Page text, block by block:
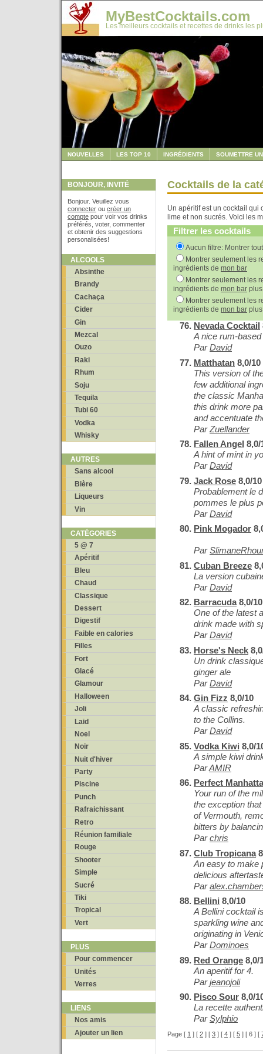
MyBestCocktails.com
Les meilleurs cocktails et recettes de drinks les
NOUVELLES LES TOP 10 INGRÉDIENTS SOUMETTRE
BONJOUR, INVITÉ
Bonjour. Veuillez vous
connecter ou créer un
compte pour voir vos drinks
préférés, voter, commenter
et obtenir des suggestions
personalisées!
ALCOOLS
Absinthe
Brandy
Cachaça
Cider
Gin
Mezcal
Ouzo
Raki
Rhum
Soju
Tequila
Tubi 60
Vodka
Whisky
AUTRES
Sans alcool
Bière
Liqueurs
Vin
CATÉGORIES
5 @ 7
Apéritif
Bleu
Chaud
Classique
Dessert
Digestif
Faible en calories
Filles
Fort
Glacé
Glamour
Halloween
Joli
Laid
Noel
Noir
Nuit d'hiver
Party
Piscine
Punch
Rafraichissant
Retro
Réunion familiale
Rouge
Shooter
Simple
Sucré
Tiki
Tropical
Vert
PLUS
Pour commencer
Unités
Verres
LIENS
Nos amis
Ajouter un lien
Cocktails de la
Un apéritif est un cocktail qui
lime et non sucrés. Voici les
Filtrer les cocktails
Aucun filtre: Montrer
Montrer seulement les
ingrédients de mon bar
Montrer seulement les
ingrédients de mon bar
Montrer seulement les
ingrédients de mon bar
Nevada Cocktail
A nice rum-
ParDavid
Matthatan 8,0/10
This version of
few additional
the classic
this drink more
and accentuate
ParZuellander
Fallen Angel 8,0/
A hint of mint in
ParDavid
Jack Rose 8,0/10
Probablement le
pommes le plus
ParDavid
Pink Mogador
Par
Cuban Breeze
La version
ParDavid
Barracuda8,0/10
One of the latest
drink made with
ParDavid
Horse's Neck
Un drink
ginger ale
ParDavid
Gin Fizz 8,0/10
A classic
to the Collins.
ParDavid
Vodka Kiwi 8,0/
A simple kiwi
ParAMIR
Perfect
Your run of the
the exception
of Vermouth,
bitters by
Parchris
Club Tropicana
An easy to make
delicious
Par
Bellini 8,0/10
A Bellini cocktail
sparkling wine
originating in
ParDominoes
Red Orange 8,0/
An aperitif for 4.
Parjeanojoli
Pisco Sour 8,0/
La recette
ParSylphio
Page [ 1 ] [ 2 ] [ 3 ] [ 4 ] [ 5 ] [ 6 ] [